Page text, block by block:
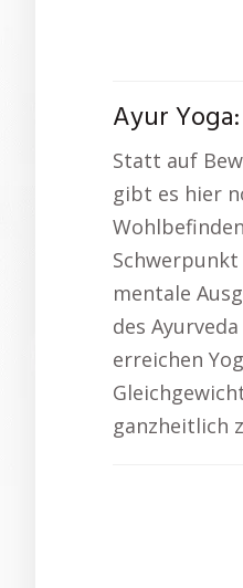
Ayur
Statt auf
gibt es hier
mentale
des
erreichen
ganzheitlich